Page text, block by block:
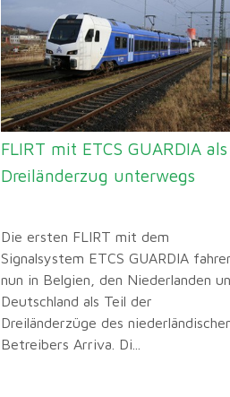
FLIRT mit ETCS GUARDIA als
Dreiländerzug unterwegs
Die ersten FLIRT mit dem
Signalsystem ETCS GUARDIA
nun in Belgien, den Niederlanden
Deutschland als Teil der
Dreiländerzüge des
Betreibers Arriva. Di...